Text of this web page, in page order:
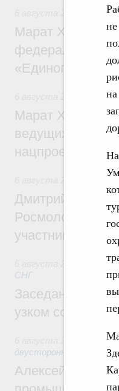
Марат
федерального
«Единого
Марат
ведущих к
нацпроекту
Дмитрий
Росмолодёжи
участников
СНГ
Заседание
узком составе
двусторонней основе
Алексей